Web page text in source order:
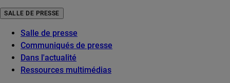
SALLE DE PRESSE
Salle de presse
Communiqués de presse
Dans l'actualité
Ressources multimédias